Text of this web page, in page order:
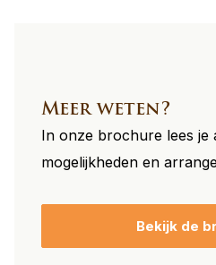
Meer weten?
In onze brochure lees je
mogelijkheden en
Bekijk de